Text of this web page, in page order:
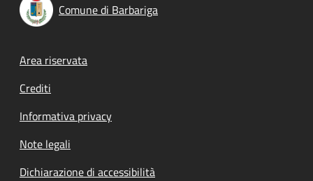
Comune di Barbariga
Footer menu
Area riservata
Crediti
Informativa privacy
Note legali
Dichiarazione di accessibilità